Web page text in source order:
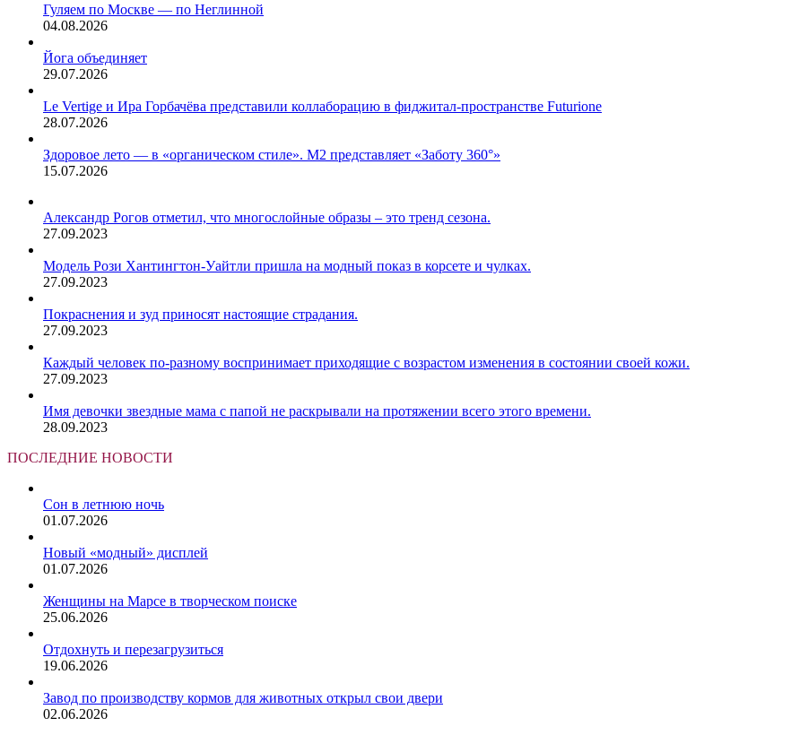
Гуляем по Москве — по Неглинной
04.08.2026
Йога объединяет
29.07.2026
Le Vertige и Ира Горбачёва представили коллаборацию в фиджитал-пространстве Futurione
28.07.2026
Здоровое лето — в «органическом стиле». М2 представляет «Заботу 360°»
15.07.2026
Александр Рогов отметил, что многослойные образы – это тренд сезона.
27.09.2023
Модель Рози Хантингтон-Уайтли пришла на модный показ в корсете и чулках.
27.09.2023
Покраснения и зуд приносят настоящие страдания.
27.09.2023
Каждый человек по-разному воспринимает приходящие с возрастом изменения в состоянии своей кожи.
27.09.2023
Имя девочки звездные мама с папой не раскрывали на протяжении всего этого времени.
28.09.2023
ПОСЛЕДНИЕ НОВОСТИ
Сон в летнюю ночь
01.07.2026
Новый «модный» дисплей
01.07.2026
Женщины на Марсе в творческом поиске
25.06.2026
Отдохнуть и перезагрузиться
19.06.2026
Завод по производству кормов для животных открыл свои двери
02.06.2026